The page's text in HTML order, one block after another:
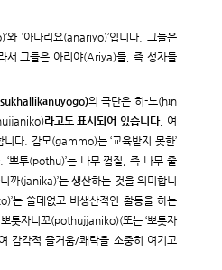
‘아나리요(anariyo)’입니다. 그들은
서 그들은 아리야(Ariya)들, 즉 성자들
의 극단은 히-노(hīn
라고도 표시되어 있습니다. 여
니다. 감모(gammo)는 ‘교육받지 못한’
‘뽀투(pothu)’는 나무 껍질, 즉 나무 줄
까(janika)’는 생산하는 것을 의미합니
는 쓸데없고 비생산적인 활동을 하는
툿자니꼬(pothujjaniko)(또는 ‘뽀툿자
감각적 즐거움/쾌락을 소중히 여기고